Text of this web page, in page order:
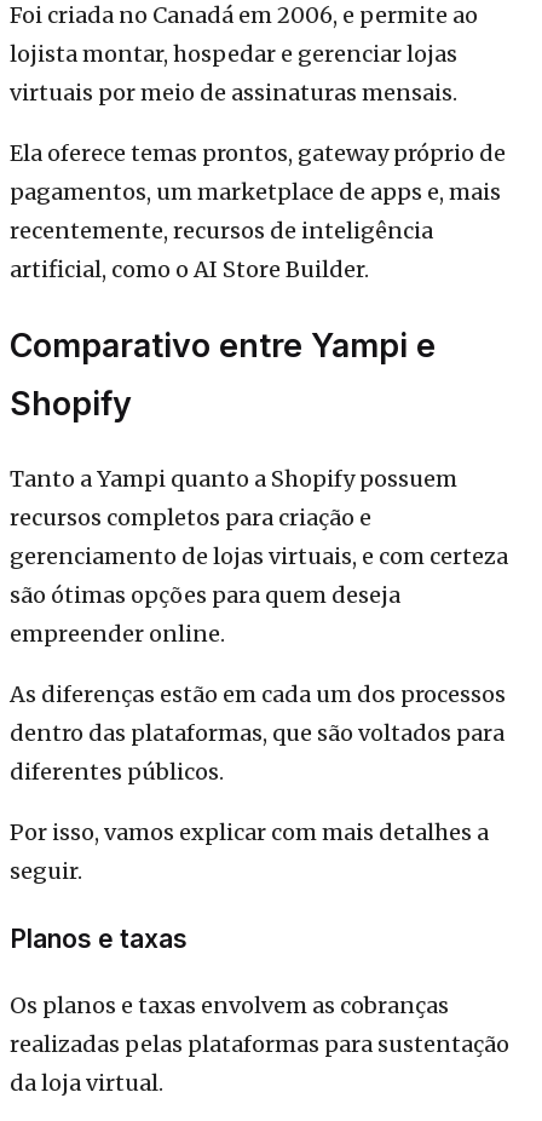
Foi criada no Canadá em 2006, e permite ao
lojista montar, hospedar e gerenciar lojas
virtuais por meio de assinaturas mensais.
Ela oferece temas prontos, gateway próprio de
pagamentos, um marketplace de apps e, mais
recentemente, recursos de inteligência
artificial, como o AI Store Builder.
Comparativo entre Yampi e
Shopify
Tanto a Yampi quanto a Shopify possuem
recursos completos para criação e
gerenciamento de lojas virtuais, e com certeza
são ótimas opções para quem deseja
empreender online.
As diferenças estão em cada um dos processos
dentro das plataformas, que são voltados para
diferentes públicos.
Por isso, vamos explicar com mais detalhes a
seguir.
Planos e taxas
Os planos e taxas envolvem as cobranças
realizadas pelas plataformas para sustentação
da loja virtual.